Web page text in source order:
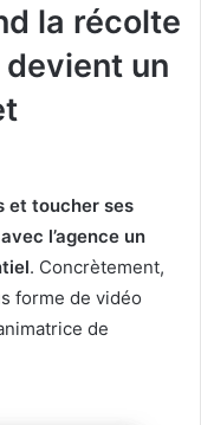
la récolte
un
et toucher ses
l’agence un
. Concrètement,
forme de vidéo
de